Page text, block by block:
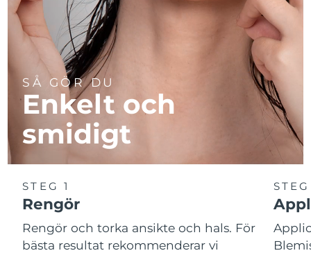
SÅ GÖR DU
Enkelt och
smidigt
STEG 1
Rengör
Rengör och torka ansikte och hals. För
bästa resultat rekommenderar vi